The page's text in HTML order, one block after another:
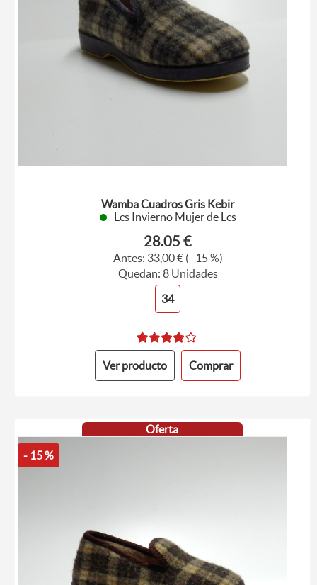
Wamba Cuadros Gris Kebir
Lcs Invierno Mujer de Lcs
28.05 €
Antes:33,00 €(- 15 %)
Quedan: 8 Unidades
34
Ver producto Comprar
Oferta
- 15 %